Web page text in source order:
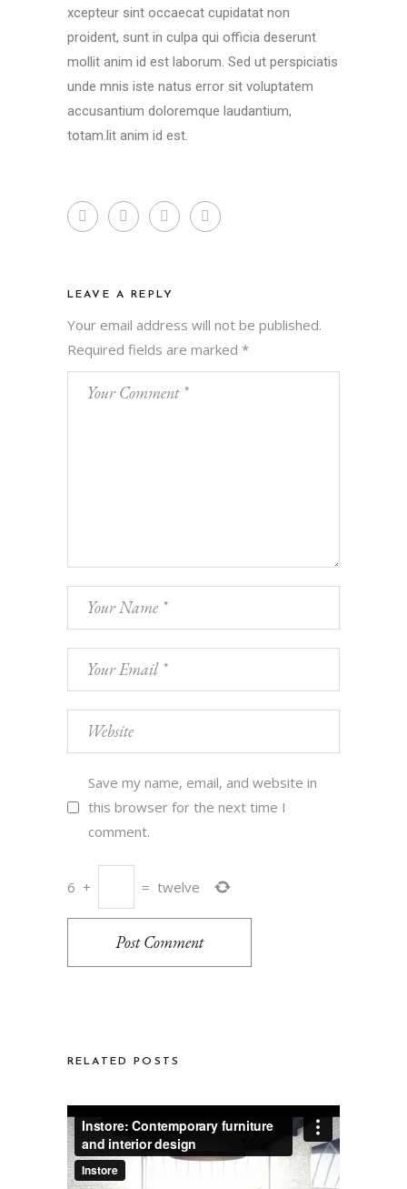
xcepteur sint occaecat cupidatat non
proident, sunt in culpa qui officia deserunt
mollit anim id est laborum. Sed ut perspiciatis
unde mnis iste natus error sit voluptatem
accusantium doloremque laudantium,
totam.lit anim id est.
LEAVE A REPLY
Your email address will not be published.
Required fields are marked *
Save my name, email, and website in
this browser for the next time I
comment.
6 + = twelve
Post Comment
RELATED POSTS